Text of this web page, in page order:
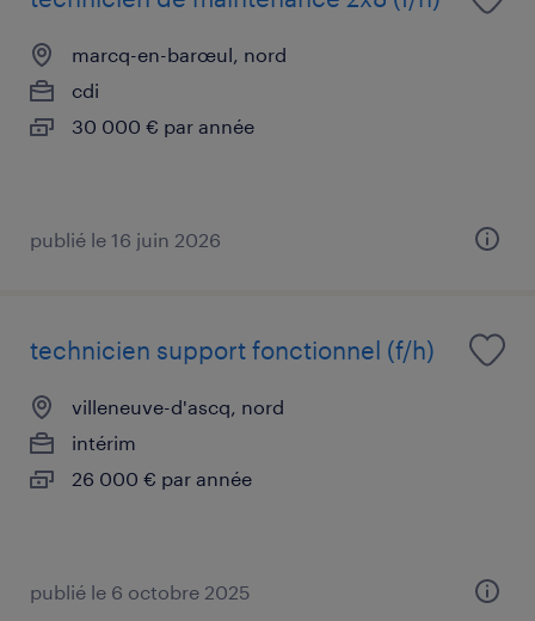
marcq-en-barœul, nord
cdi
30 000 € par année
publié le 16 juin 2026
technicien support fonctionnel (f/h)
villeneuve-d'ascq, nord
intérim
26 000 € par année
publié le 6 octobre 2025